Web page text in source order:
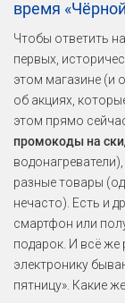
время
Чтобы ответить
первых,
этом магазине (и
об акциях,
этом прямо
промокоды на
разные товары
нечасто). Есть и
смартфон или
подарок. И всё же
электронику
пятницу». Какие